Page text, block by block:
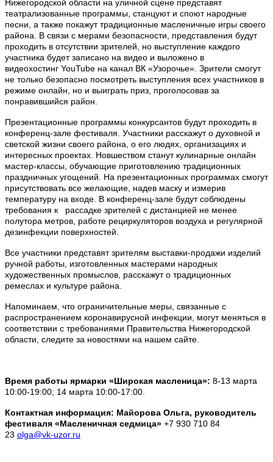
Нижегородской области на уличной сцене представят
театрализованные программы, станцуют и споют народные
песни, а также покажут традиционные масленичные игры своего
района. В связи с мерами безопасности, представления будут
проходить в отсутствии зрителей, но выступление каждого
участника будет записано на видео и выложено в
видеохостинг YouTube на канал ВК «Узорочье». Зрители смогут
не только безопасно посмотреть выступления всех участников в
режиме онлайн, но и выиграть приз, проголосовав за
понравившийся район.
Презентационные программы конкурсантов будут проходить в
конференц-зале фестиваля. Участники расскажут о духовной и
светской жизни своего района, о его людях, организациях и
интересных проектах. Новшеством станут кулинарные онлайн
мастер-классы, обучающие приготовлению традиционных
праздничных угощений. На презентационных программах смогут
присутствовать все желающие, надев маску и измерив
температуру на входе. В конференц-зале будут соблюдены
требования к рассадке зрителей с дистанцией не менее
полутора метров, работе рециркуляторов воздуха и регулярной
дезинфекции поверхностей.
Все участники представят зрителям выставки-продажи изделий
ручной работы, изготовленных мастерами народных
художественных промыслов, расскажут о традиционных
ремеслах и культуре района.
Напоминаем, что ограничительные меры, связанные с
распространением коронавирусной инфекции, могут меняться в
соответствии с требованиями Правительства Нижегородской
области, следите за новостями на нашем сайте.
Время работы ярмарки «Широкая масленица»: 8-13 марта
10:00-19:00; 14 марта 10:00-17:00.
Контактная информация: Майорова Ольга, руководитель
фестиваля «Масленичная седмица» +7 930 710 84
23 olga@vk-uzor.ru